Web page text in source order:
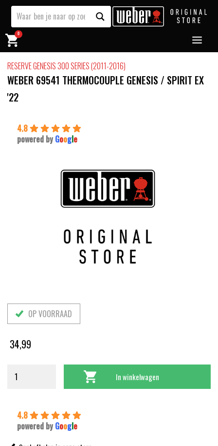
0
RESERVE GENESIS 300 SERIES (2011-2016)
WEBER 69541 THERMOCOUPLE GENESIS / SPIRIT EX
'22
4.8
powered by Google
OP VOORRAAD
34,99
In winkelwagen
4.8
powered by Google